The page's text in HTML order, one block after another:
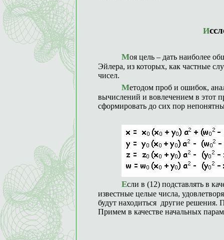
Моя цель – дать наиболее общие связи для четырёх параметров в уравнении
Эйлера, из которых, как частные
чисел.
Методом проб и ошибок, анализом огромного количества конкретных
вычислений и вовлечением в этот
сформировать до сих пор
Если в (12) подставлять в качестве начальные значений параметров любые
известные целые числа,
будут находиться другие решения.
Примем в качестве начальных